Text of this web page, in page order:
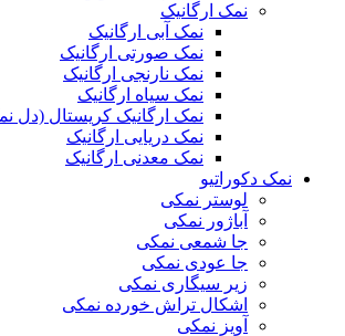
نمک ارگانیک
نمک آبی ارگانیک
نمک صورتی ارگانیک
نمک نارنجی ارگانیک
نمک سیاه ارگانیک
نمک ارگانیک کریستال (دل
نمک دریایی ارگانیک
نمک معدنی ارگانیک
نمک دکوراتیو
لوستر نمکی
آباژور نمکی
جا شمعی نمکی
جا عودی نمکی
زیر سیگاری نمکی
اشکال تراش خورده نمکی
آویز نمکی